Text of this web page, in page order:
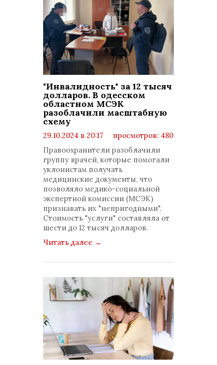
"Инвалидность" за 12 тысяч
долларов. В одесском
областном МСЭК
разоблачили масштабную
схему
29.10.2024 в 20:17
просмотров: 480
Правоохранители разоблачили
группу врачей, которые помогали
уклонистам получать
медицинские документы, что
позволяло медико-социальной
экспертной комиссии (МСЭК)
признавать их "непригодными".
Стоимость "услуги" составляла от
шести до 12 тысяч долларов.
Читать далее →